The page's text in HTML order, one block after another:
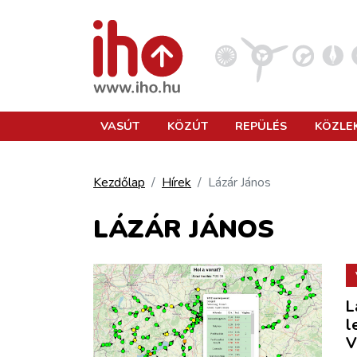
REPÜLÉS
KÖZLEKEDÉSFEJLESZTÉS
ELLÁTÁSI LÁNC
VASÚT KÖZÚT REPÜLÉS
Kezdőlap Hírek Lázár János
LÁZÁR JÁNOS